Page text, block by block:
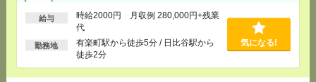
給与
時給2000円 月収例 280,000円+残業
代
勤務地
有楽町駅から徒歩5分 / 日比谷駅から
徒歩2分
気になる!
[給 与]時給3400円 月収例 52万円 時給3400円×
るものではありません。※給与即受取りサービス利
用可（利用条件有）
気になる！